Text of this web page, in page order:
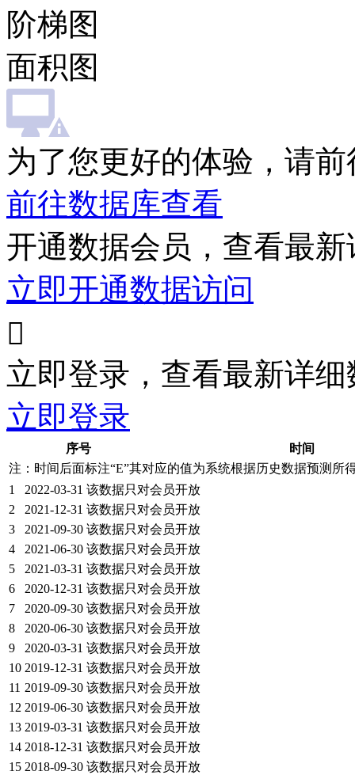
阶梯图
面积图
为了您更好的体验，请
前往数据库查看
开通数据会员，查看最
立即开通数据访问

立即登录，查看最新详细
立即登录
序号
时间
注：时间后面标注“E”其对应的值为系统根据历史数据预测所
1
2022-03-31 该数据只对会员开放
2
2021-12-31 该数据只对会员开放
3
2021-09-30 该数据只对会员开放
4
2021-06-30 该数据只对会员开放
5
2021-03-31 该数据只对会员开放
6
2020-12-31 该数据只对会员开放
7
2020-09-30 该数据只对会员开放
8
2020-06-30 该数据只对会员开放
9
2020-03-31 该数据只对会员开放
10 2019-12-31 该数据只对会员开放
11 2019-09-30 该数据只对会员开放
12 2019-06-30 该数据只对会员开放
13 2019-03-31 该数据只对会员开放
14 2018-12-31 该数据只对会员开放
15 2018-09-30 该数据只对会员开放